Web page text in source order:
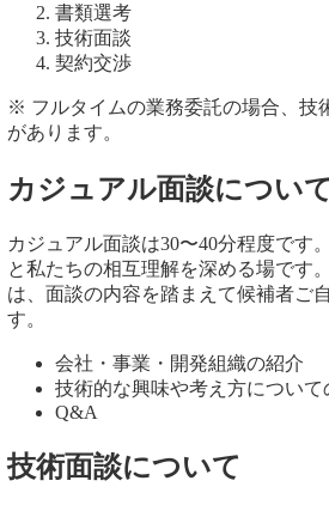
書類選考
技術面談
契約交渉
※ フルタイムの業務委託の場合、技
があります。
カジュアル面談について
カジュアル面談は30〜40分程度です
と私たちの相互理解を深める場です
は、面談の内容を踏まえて候補者ご
す。
会社・事業・開発組織の紹介
技術的な興味や考え方について
Q&A
技術面談について